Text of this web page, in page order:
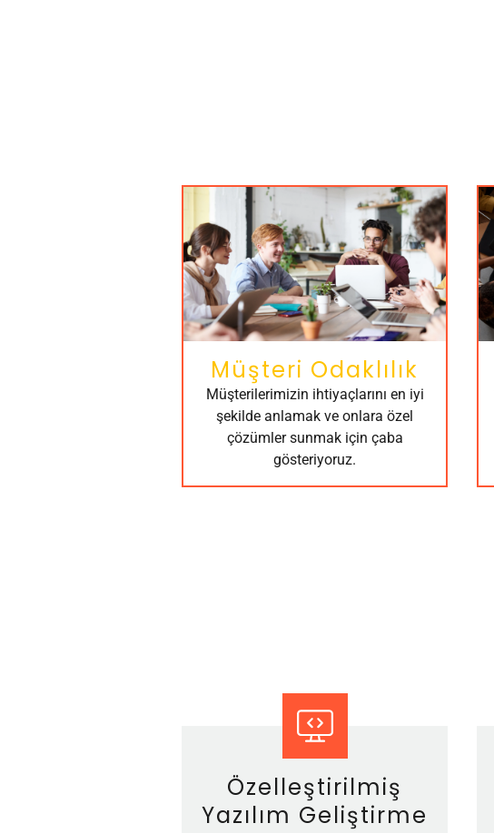
Müşteri Odaklılık
Müşterilerimizin ihtiyaçlarını en iyi
şekilde anlamak ve onlara özel
çözümler sunmak için çaba
gösteriyoruz.
Özelleştirilmiş
Yazılım Geliştirme